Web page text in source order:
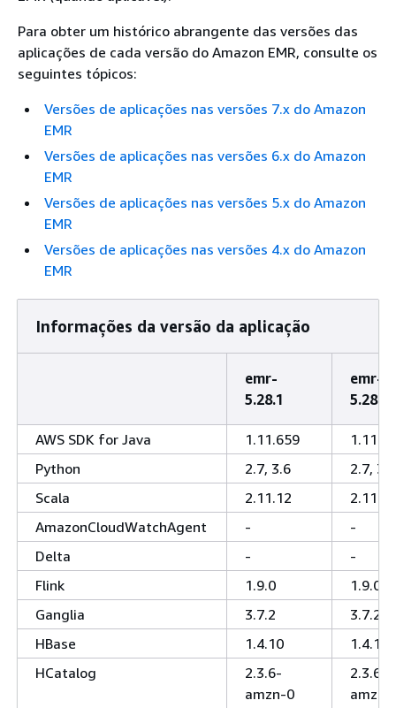
Para obter um histórico abrangente das versões das
aplicações de cada versão do Amazon EMR, consulte os
seguintes tópicos:
Versões de aplicações nas versões 7.x do Amazon
EMR
Versões de aplicações nas versões 6.x do Amazon
EMR
Versões de aplicações nas versões 5.x do Amazon
EMR
Versões de aplicações nas versões 4.x do Amazon
EMR
Informações da versão da aplicação
emr-
5.28.1
emr-
5.28.0
AWS SDK for Java 1.11.659
Python
2.7, 3.6
2.7, 3.6
Scala
2.11.12
2.11.12
AmazonCloudWatchAgent
-
-
Delta
-
-
Flink
1.9.0
1.9.0
Ganglia
3.7.2
3.7.2
HBase
1.4.10
1.4.10
HCatalog
2.3.6-
amzn-0
2.3.6-
amzn-